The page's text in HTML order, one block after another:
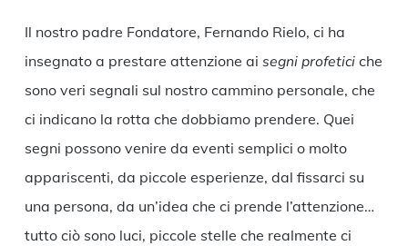
Il nostro padre Fondatore, Fernando Rielo, ci ha
insegnato a prestare attenzione ai segni profetici che
sono veri segnali sul nostro cammino personale, che
ci indicano la rotta che dobbiamo prendere. Quei
segni possono venire da eventi semplici o molto
appariscenti, da piccole esperienze, dal fissarci su
una persona, da un’idea che ci prende l’attenzione…
tutto ciò sono luci, piccole stelle che realmente ci